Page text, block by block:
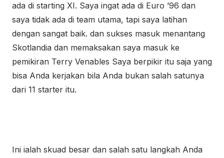
ada di starting XI. Saya ingat ada di Euro ’96 dan
saya tidak ada di team utama, tapi saya latihan
dengan sangat baik. dan sukses masuk menantang
Skotlandia dan memaksakan saya masuk ke
pemikiran Terry Venables Saya berpikir itu saja yang
bisa Anda kerjakan bila Anda bukan salah satunya
dari 11 starter itu.
Ini ialah skuad besar dan salah satu langkah Anda